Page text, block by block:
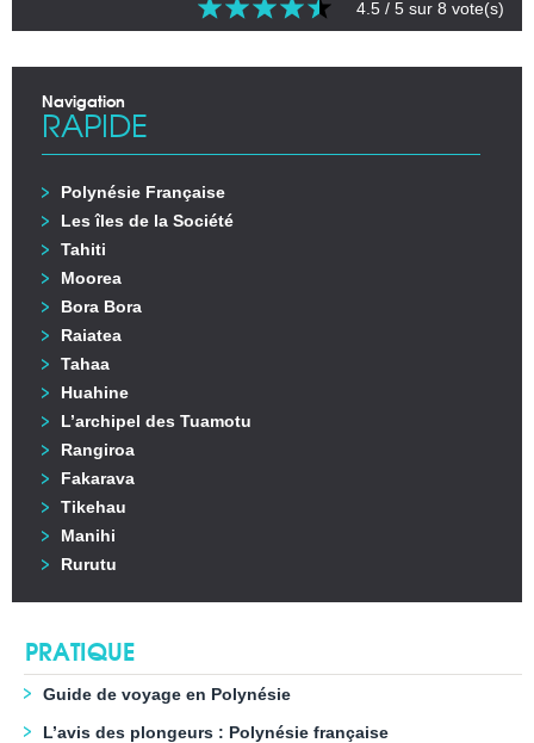
4.5 / 5 sur 8 vote(s)
Navigation
RAPIDE
Polynésie Française
Les îles de la Société
Tahiti
Moorea
Bora Bora
Raiatea
Tahaa
Huahine
L’archipel des Tuamotu
Rangiroa
Fakarava
Tikehau
Manihi
Rurutu
PRATIQUE
Guide de voyage en Polynésie
L’avis des plongeurs : Polynésie française